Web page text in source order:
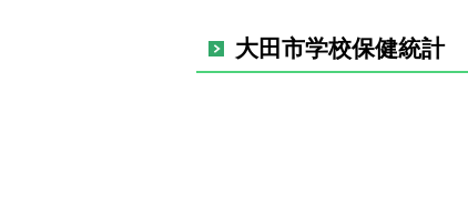
大田市学校保健統計